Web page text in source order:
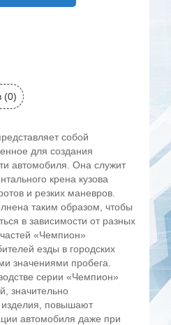
(0)
собой
для создания
автомобиля. Она служит
крена кузова
и резких маневров.
таким образом, чтобы
в зависимости от разных
«Чемпион»
езды в городских
значениями пробега.
серии «Чемпион»
значительно
повышают
автомобиля даже при